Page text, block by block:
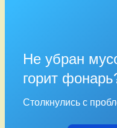
Не убран
горит
Столкнулись с